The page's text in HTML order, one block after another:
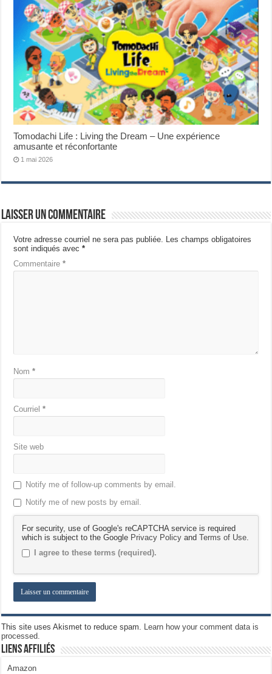
Tomodachi Life : Living the Dream – Une expérience
amusante et réconfortante
1 mai 2026
Laisser un commentaire
Votre adresse courriel ne sera pas publiée. Les champs obligatoires
sont indiqués avec*
Commentaire*
Nom*
Courriel*
Site web
Notify me of follow-up comments by email.
Notify me of new posts by email.
For security, use of Google's reCAPTCHA service is required
which is subject to the Google Privacy Policy andTerms of Use.
I agree to these terms (required).
This site uses Akismet to reduce spam. Learn how your comment data is
processed.
Liens Affiliés
Amazon